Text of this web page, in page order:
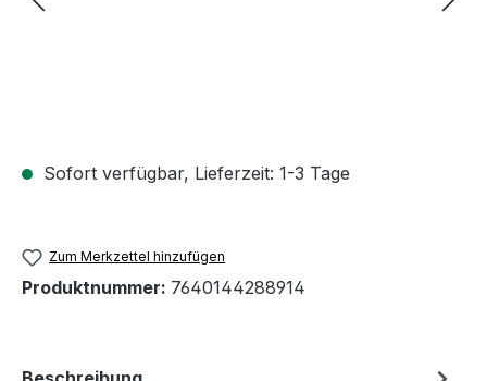
Sofort verfügbar, Lieferzeit: 1-3 Tage
Zum Merkzettel hinzufügen
Produktnummer: 7640144288914